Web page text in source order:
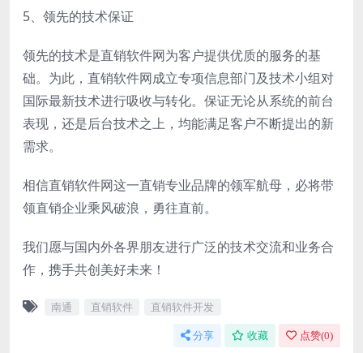
5、领先的技术保证
领先的技术是直销软件网为客户提供优质的服务的基
础。为此，直销软件网成立专项信息部门及技术小组对
国际最新技术进行吸收与转化。保证无论从系统的前台
表现，还是后台技术之上，均能满足客户不断提出的新
需求。
相信直销软件网这一直销专业品牌的领军航母，必将带
领直销企业乘风破浪，勇往直前。
我们愿与国内外各界朋友进行广泛的技术交流和业务合
作，携手共创美好未来！
南通 直销软件 直销软件开发
分享 收藏 点赞(0)